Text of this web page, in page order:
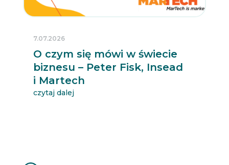
O czym się mówi w świecie
biznesu – Peter Fisk, Insead
i Martech
7.07.2026
czytaj dalej